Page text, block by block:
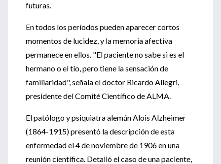
futuras.
En todos los períodos pueden aparecer cortos
momentos de lucidez, y la memoria afectiva
permanece en ellos. "El paciente no sabe si es el
hermano o el tío, pero tiene la sensación de
familiaridad", señala el doctor Ricardo Allegri,
presidente del Comité Científico de ALMA.
El patólogo y psiquiatra alemán Alois Alzheimer
(1864-1915) presentó la descripción de esta
enfermedad el 4 de noviembre de 1906 en una
reunión científica. Detalló el caso de una paciente,